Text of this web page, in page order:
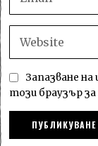
Запазване
този браузър